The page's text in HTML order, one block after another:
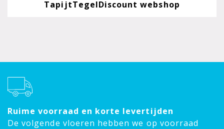
TapijtTegelDiscount webshop
Ruime voorraad en korte levertijden
De volgende vloeren hebben we op voorraad